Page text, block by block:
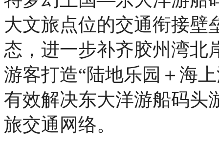
大文旅点位的交通衔接壁
态，进一步补齐胶州湾北
游客打造“陆地乐园＋海
有效解决东大洋游船码头
旅交通网络。